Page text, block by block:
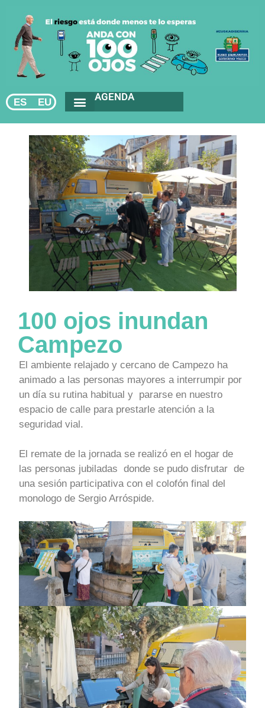
ES EU AGENDA
100 ojos inundan
Campezo
El ambiente relajado y cercano de Campezo ha
animado a las personas mayores a interrumpir por
un día su rutina habitual y pararse en nuestro
espacio de calle para prestarle atención a la
seguridad vial.
El remate de la jornada se realizó en el hogar de
las personas jubiladas donde se pudo disfrutar de
una sesión participativa con el colofón final del
monologo de Sergio Arróspide.